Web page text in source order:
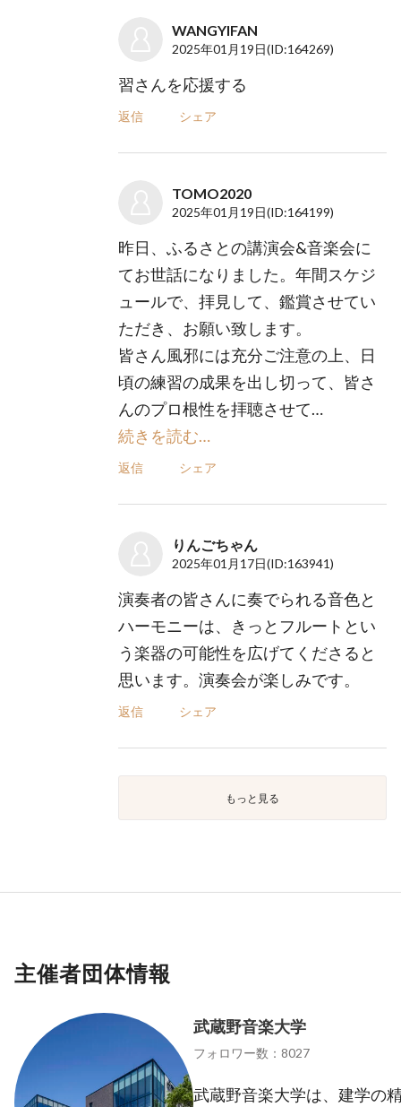
WANGYIFAN
2025年01月19日(ID:164269)
習さんを応援する
返信 シェア
TOMO2020
2025年01月19日(ID:164199)
昨日、ふるさとの講演会&音楽会に
てお世話になりました。年間スケジ
ュールで、拝見して、鑑賞させてい
ただき、お願い致します。
皆さん風邪には充分ご注意の上、日
頃の練習の成果を出し切って、皆さ
んのプロ根性を拝聴させて…
続きを読む…
返信 シェア
りんごちゃん
2025年01月17日(ID:163941)
演奏者の皆さんに奏でられる音色と
ハーモニーは、きっとフルートとい
う楽器の可能性を広げてくださると
思います。演奏会が楽しみです。
返信 シェア
もっと見る
主催者団体情報
武蔵野音楽大学
フォロワー数：8027
武蔵野音楽大学は、建学の